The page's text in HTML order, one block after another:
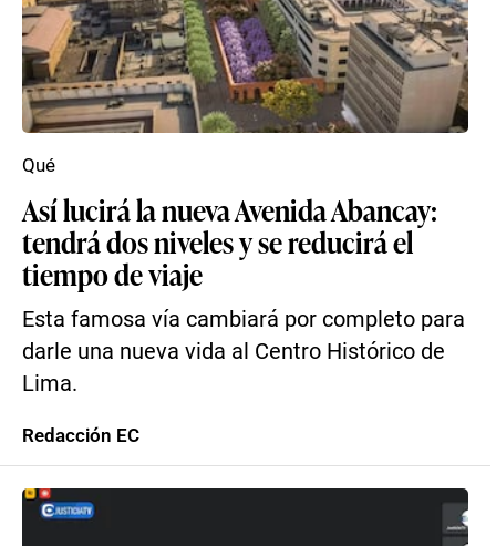
Así lucirá la nueva Avenida Abancay:
tendrá dos niveles y se reducirá el
tiempo de viaje
Esta famosa vía cambiará por completo para
darle una nueva vida al Centro Histórico de
Lima.
Qué
Redacción EC